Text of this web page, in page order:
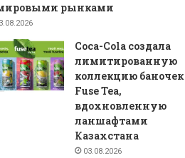
рынками
Coca-Cola создала
лимитированную
коллекцию баночек
Fuse Tea,
вдохновленную
ланшафтами
Казахстана
03.08.2026